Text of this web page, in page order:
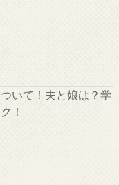
いて！夫と娘は？学
！